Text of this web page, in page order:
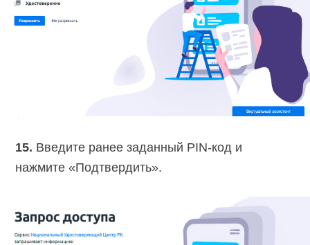
15. Введите ранее заданный PIN-код и
нажмите «Подтвердить».